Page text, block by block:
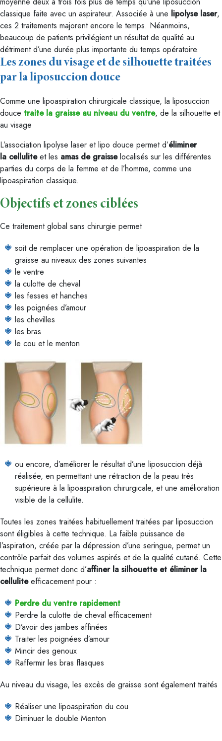
classique faite avec un aspirateur. Associée à une lipolyse laser,
ces 2 traitements majorent encore le temps. Néanmoins,
beaucoup de patients privilégient un résultat de qualité au
détriment d’une durée plus importante du temps opératoire.
Les zones du visage et de silhouette traitées
par la liposuccion douce
Comme une lipoaspiration chirurgicale classique, la liposuccion
douce traite la graisse au niveau du ventre, de la silhouette et
au visage
L’association lipolyse laser et lipo douce permet d’éliminer
la celluliteet les amas de graisselocalisés sur les différentes
parties du corps de la femme et de l’homme, comme une
lipoaspiration classique.
Objectifs et zones ciblées
Ce traitement global sans chirurgie permet
soit de remplacer une opération de lipoaspiration de la
graisse au niveaux des zones suivantes
le ventre
la culotte de cheval
les fesses et hanches
les poignées d’amour
les chevilles
les bras
le cou et le menton
ou encore, d’améliorer le résultat d’une liposuccion déjà
réalisée, en permettant une rétraction de la peau très
supérieure à la lipoaspiration chirurgicale, et une amélioration
visible de la cellulite.
Toutes les zones traitées habituellement traitées par liposuccion
sont éligibles à cette technique. La faible puissance de
l’aspiration, créée par la dépression d’une seringue, permet un
contrôle parfait des volumes aspirés et de la qualité cutané. Cette
technique permet donc d’affiner la silhouette et éliminer la
celluliteefficacement pour :
Perdre du ventre rapidement
Perdre la culotte de cheval efficacement
D’avoir des jambes affinées
Traiter les poignées d’amour
Mincir des genoux
Raffermir les bras flasques
Au niveau du visage, les excès de graisse sont également traités
Réaliser une lipoaspiration du cou
Diminuer le double Menton